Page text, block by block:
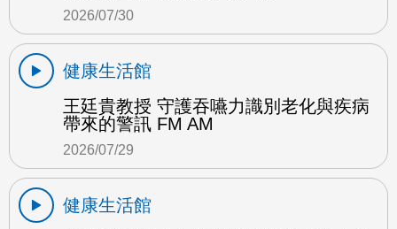
2026/07/30
健康生活館
王廷貴教授 守護吞嚥力識別老化與疾病
帶來的警訊 FM AM
2026/07/29
健康生活館